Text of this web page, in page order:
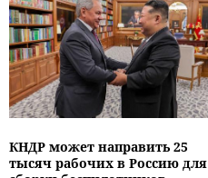
КНДР может направить 25
тысяч рабочих в Россию для